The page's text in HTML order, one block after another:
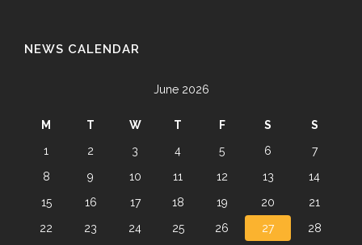
NEWS CALENDAR
June 2026
M T W T F S
S
1
2 3 4 5 6
7
8
9 10 11 12 13
14
15
16 17 18 19 20
21
22
23 24 25 26 27
28